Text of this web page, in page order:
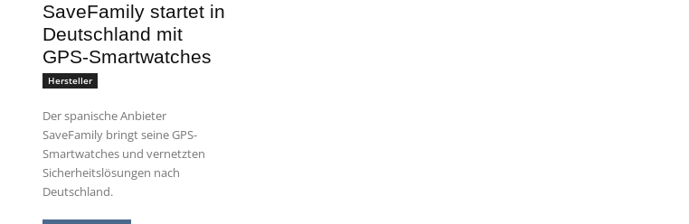
SaveFamily startet in
Deutschland mit
GPS-Smartwatches
Hersteller
Der spanische Anbieter
SaveFamily bringt seine GPS-
Smartwatches und vernetzten
Sicherheitslösungen nach
Deutschland.